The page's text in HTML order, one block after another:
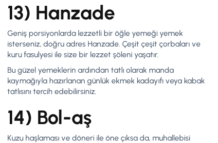
13) Hanzade
Geniş porsiyonlarda lezzetli bir öğle yemeği yemek
isterseniz, doğru adres Hanzade. Çeşit çeşit çorbaları ve
kuru fasulyesi ile size bir lezzet şöleni yaşatır.
Bu güzel yemeklerin ardından tatlı olarak manda
kaymağıyla hazırlanan günlük ekmek kadayıfı veya kabak
tatlısını tercih edebilirsiniz.
14) Bol-aş
Kuzu haşlaması ve döneri ile öne çıksa da, muhallebisi